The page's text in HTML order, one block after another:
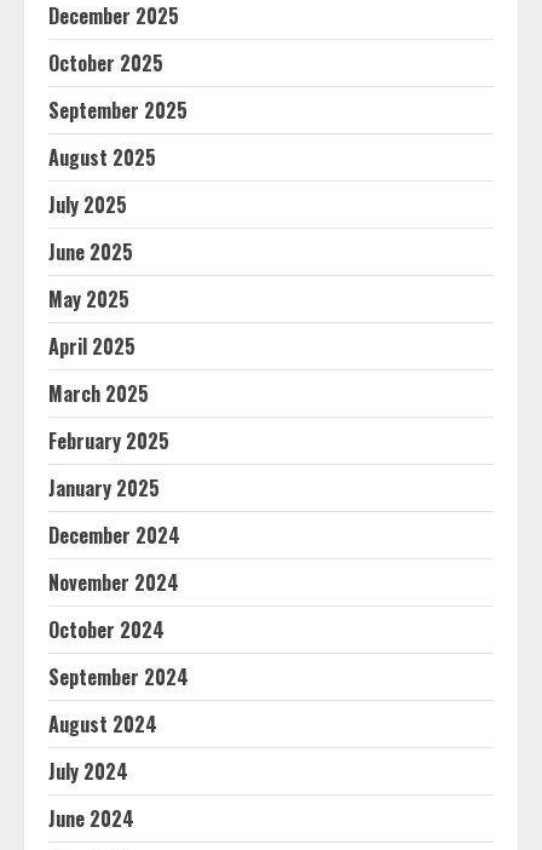
December 2025
October 2025
September 2025
August 2025
July 2025
June 2025
May 2025
April 2025
March 2025
February 2025
January 2025
December 2024
November 2024
October 2024
September 2024
August 2024
July 2024
June 2024